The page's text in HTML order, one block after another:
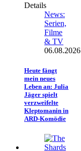
Details
News:
Serien,
Filme
& TV
06.08.2026
Heute fängt
mein neues
Leben an: Julia
Jäger spielt
verzweifelte
Kleptomanin in
ARD-Komödie